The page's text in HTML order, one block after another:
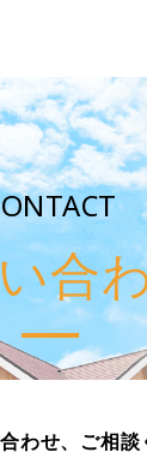
合
わせ、ご相談